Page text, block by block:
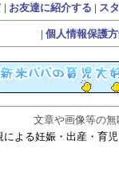
| お友達に紹介する | ス
| 個人情報保護
文章や画像等の
による妊娠・出産・育